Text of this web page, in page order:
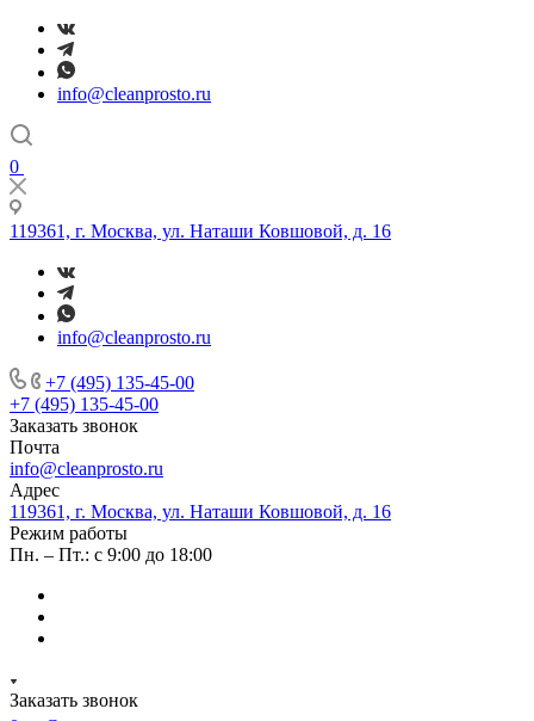
info@cleanprosto.ru
0
119361, г. Москва, ул. Наташи Ковшовой, д. 16
info@cleanprosto.ru
+7 (495) 135-45-00
+7 (495) 135-45-00
Заказать звонок
Почта
info@cleanprosto.ru
Адрес
119361, г. Москва, ул. Наташи Ковшовой, д. 16
Режим работы
Пн. – Пт.: с 9:00 до 18:00
Заказать звонок